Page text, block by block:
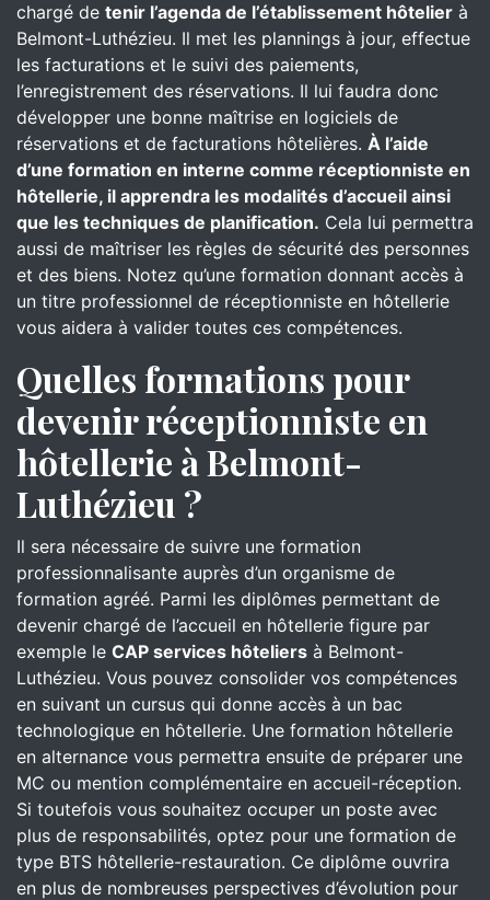
chargé de tenir l’agenda de l’établissement hôtelier à
Belmont-Luthézieu. Il met les plannings à jour, effectue
les facturations et le suivi des paiements,
l’enregistrement des réservations. Il lui faudra donc
développer une bonne maîtrise en logiciels de
réservations et de facturations hôtelières. À l’aide
d’une formation en interne comme réceptionniste en
hôtellerie, il apprendra les modalités d’accueil ainsi
que les techniques de planification. Cela lui permettra
aussi de maîtriser les règles de sécurité des personnes
et des biens. Notez qu’une formation donnant accès à
un titre professionnel de réceptionniste en hôtellerie
vous aidera à valider toutes ces compétences.
Quelles formations pour
devenir réceptionniste en
hôtellerie à Belmont-
Luthézieu ?
Il sera nécessaire de suivre une formation
professionnalisante auprès d’un organisme de
formation agréé. Parmi les diplômes permettant de
devenir chargé de l’accueil en hôtellerie figure par
exemple le CAP services hôteliers à Belmont-
Luthézieu. Vous pouvez consolider vos compétences
en suivant un cursus qui donne accès à un bac
technologique en hôtellerie. Une formation hôtellerie
en alternance vous permettra ensuite de préparer une
MC ou mention complémentaire en accueil-réception.
Si toutefois vous souhaitez occuper un poste avec
plus de responsabilités, optez pour une formation de
type BTS hôtellerie-restauration. Ce diplôme ouvrira
en plus de nombreuses perspectives d’évolution pour